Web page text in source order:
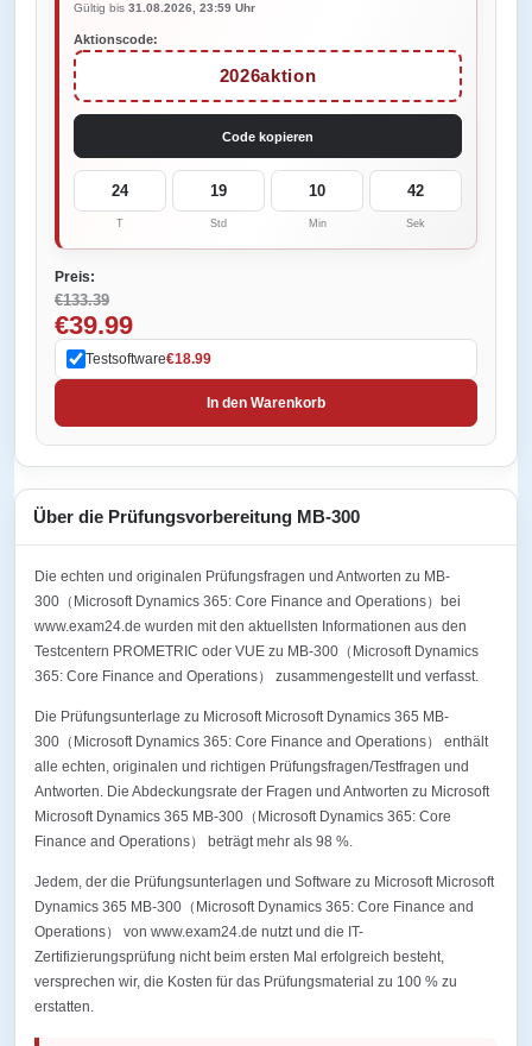
Gültig bis 31.08.2026, 23:59 Uhr
Aktionscode:
2026aktion
Code kopieren
24
T
19
Std
10
Min
42
Sek
Preis:
€133.39
€39.99
Testsoftware€18.99
In den Warenkorb
Über die Prüfungsvorbereitung MB-300
Die echten und originalen Prüfungsfragen und Antworten zu MB-
300（Microsoft Dynamics 365: Core Finance and Operations）bei
www.exam24.de wurden mit den aktuellsten Informationen aus den
Testcentern PROMETRIC oder VUE zu MB-300（Microsoft Dynamics
365: Core Finance and Operations） zusammengestellt und verfasst.
Die Prüfungsunterlage zu Microsoft Microsoft Dynamics 365 MB-
300（Microsoft Dynamics 365: Core Finance and Operations） enthält
alle echten, originalen und richtigen Prüfungsfragen/Testfragen und
Antworten. Die Abdeckungsrate der Fragen und Antworten zu Microsoft
Microsoft Dynamics 365 MB-300（Microsoft Dynamics 365: Core
Finance and Operations） beträgt mehr als 98 %.
Jedem, der die Prüfungsunterlagen und Software zu Microsoft Microsoft
Dynamics 365 MB-300（Microsoft Dynamics 365: Core Finance and
Operations） von www.exam24.de nutzt und die IT-
Zertifizierungsprüfung nicht beim ersten Mal erfolgreich besteht,
versprechen wir, die Kosten für das Prüfungsmaterial zu 100 % zu
erstatten.